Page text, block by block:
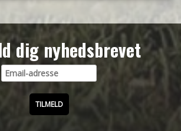
dig nyhedsbrevet